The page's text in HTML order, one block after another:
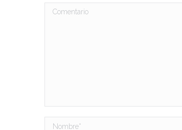
Comentario
Nombre *